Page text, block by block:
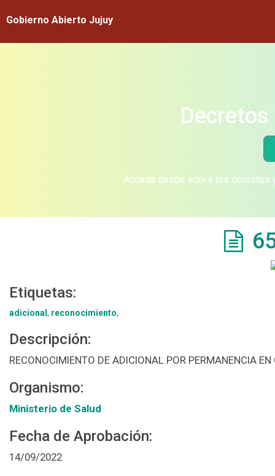
Gobierno Abierto Jujuy
Acceda desde aquí a los
Etiquetas:
adicional , reconocimiento,
Descripción:
RECONOCIMIENTO DE ADICIONAL POR PERMANENCIA EN
Organismo:
Ministerio de Salud
Fecha de Aprobación:
14/09/2022